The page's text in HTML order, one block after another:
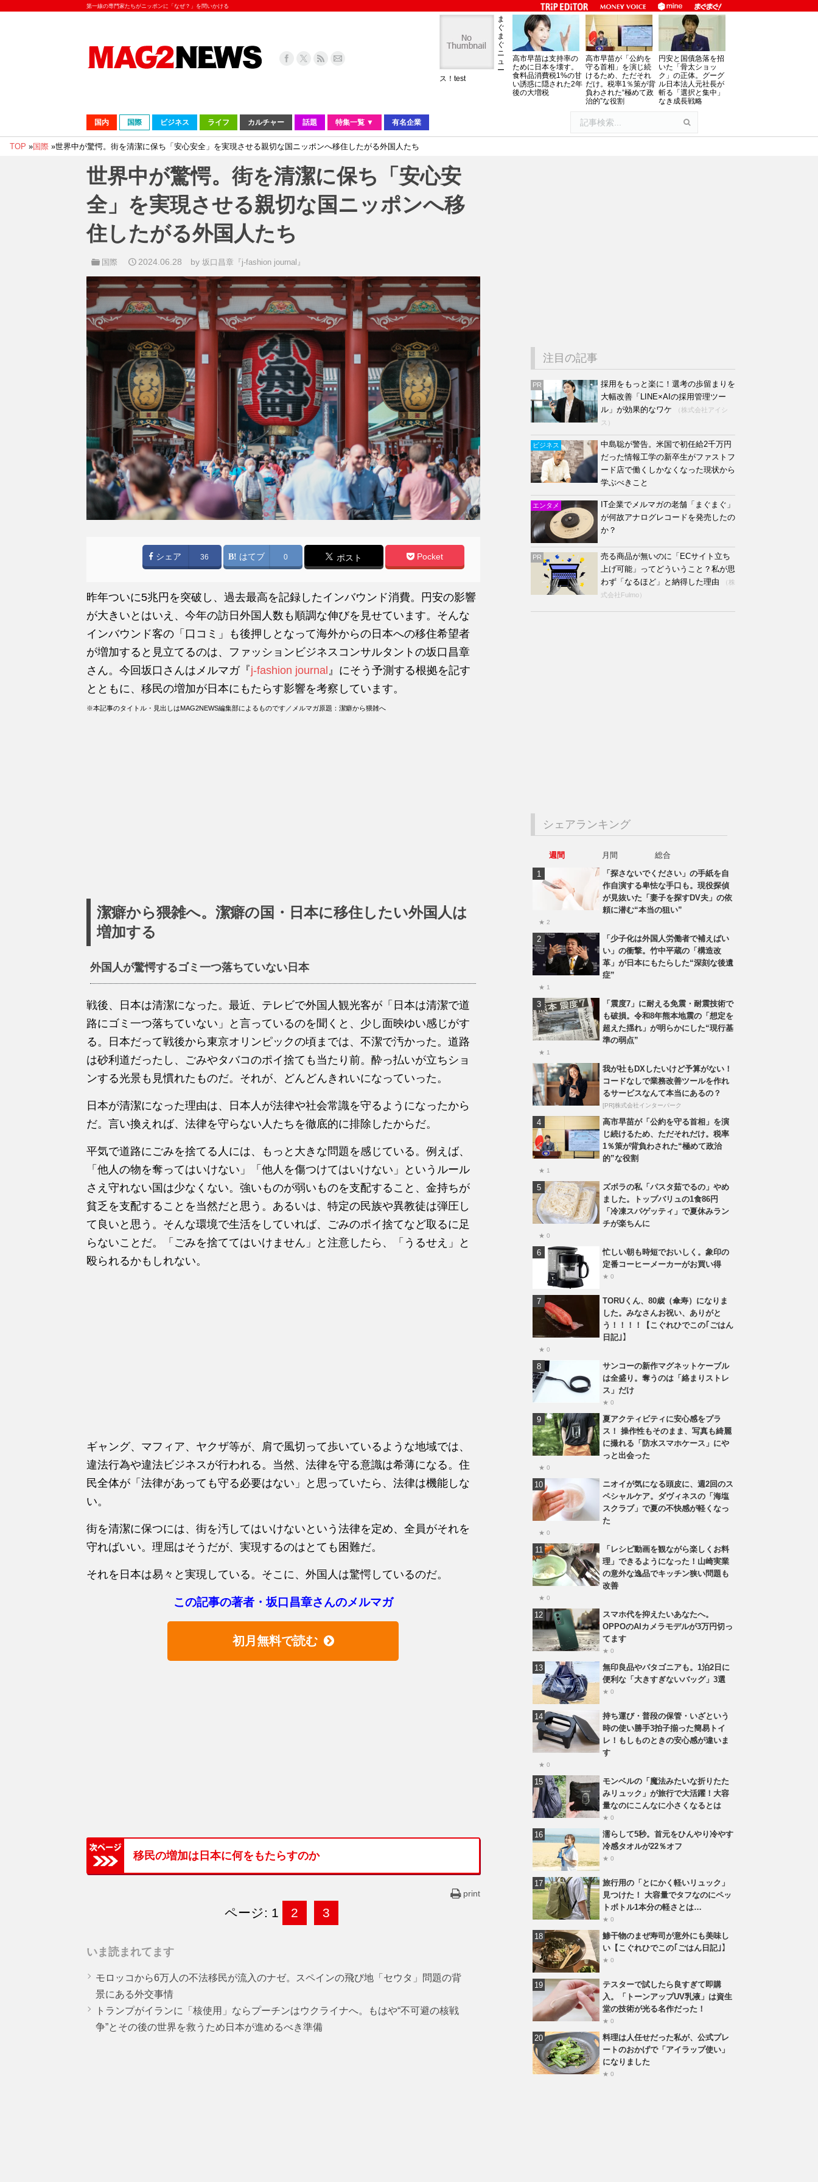
第一線の専門家たちがニッポンに「なぜ？」を問いかける
ま
ぐ
ま
ぐ
ニ
ュ
ー
ス！test
高市早苗は支持率の
ために日本を壊す。
食料品消費税1%の甘
い誘惑に隠された2年
後の大増税
高市早苗が「公約を
守る首相」を演じ続
けるため、ただそれ
だけ。税率1％策が背
負わされた“極めて政
治的”な役割
円安と国債急落を招
いた「骨太ショッ
ク」の正体。グーグ
ル日本法人元社長が
斬る「選択と集中」
なき成長戦略
国内 国際 ビジネス ライフ カルチャー 話題 特集一覧 ▼ 有名企業
TOP »国際 »世界中が驚愕。街を清潔に保ち「安心安全」を実現させる親切な国ニッポンへ移住したがる外国人たち
世界中が驚愕。街を清潔に保ち「安心安
全」を実現させる親切な国ニッポンへ移
住したがる外国人たち
国際 2024.06.28 by坂口昌章『j-fashion journal』
シェア 36 はてブ 0 ポスト Pocket
昨年ついに5兆円を突破し、過去最高を記録したインバウンド消費。円安の影響
が大きいとはいえ、今年の訪日外国人数も順調な伸びを見せています。そんな
インバウンド客の「口コミ」も後押しとなって海外からの日本への移住希望者
が増加すると見立てるのは、ファッションビジネスコンサルタントの坂口昌章
さん。今回坂口さんはメルマガ『j-fashion journal 』にそう予測する根拠を記す
とともに、移民の増加が日本にもたらす影響を考察しています。
※本記事のタイトル・見出しはMAG2NEWS編集部によるものです／メルマガ原題：潔癖から猥雑へ
潔癖から猥雑へ。潔癖の国・日本に移住したい外国人は
増加する
外国人が驚愕するゴミ一つ落ちていない日本
戦後、日本は清潔になった。最近、テレビで外国人観光客が「日本は清潔で道
路にゴミ一つ落ちていない」と言っているのを聞くと、少し面映ゆい感じがす
る。日本だって戦後から東京オリンピックの頃までは、不潔で汚かった。道路
は砂利道だったし、ごみやタバコのポイ捨ても当たり前。酔っ払いが立ちショ
ンする光景も見慣れたものだ。それが、どんどんきれいになっていった。
日本が清潔になった理由は、日本人が法律や社会常識を守るようになったから
だ。言い換えれば、法律を守らない人たちを徹底的に排除したからだ。
平気で道路にごみを捨てる人には、もっと大きな問題を感じている。例えば、
「他人の物を奪ってはいけない」「他人を傷つけてはいけない」というルール
さえ守れない国は少なくない。強いものが弱いものを支配すること、金持ちが
貧乏を支配することを当然だと思う。あるいは、特定の民族や異教徒は弾圧し
て良いと思う。そんな環境で生活をしていれば、ごみのポイ捨てなど取るに足
らないことだ。「ごみを捨ててはいけません」と注意したら、「うるせえ」と
殴られるかもしれない。
ギャング、マフィア、ヤクザ等が、肩で風切って歩いているような地域では、
違法行為や違法ビジネスが行われる。当然、法律を守る意識は希薄になる。住
民全体が「法律があっても守る必要はない」と思っていたら、法律は機能しな
い。
街を清潔に保つには、街を汚してはいけないという法律を定め、全員がそれを
守ればいい。理屈はそうだが、実現するのはとても困難だ。
それを日本は易々と実現している。そこに、外国人は驚愕しているのだ。
この記事の著者・坂口昌章さんのメルマガ
初月無料で読む
移民の増加は日本に何をもたらすのか
print
ページ: 1 2 3
いま読まれてます
モロッコから6万人の不法移民が流入のナゼ。スペインの飛び地「セウタ」問題の背
景にある外交事情
トランプがイランに「核使用」ならプーチンはウクライナへ。もはや“不可避の核戦
争”とその後の世界を救うため日本が進めるべき準備
注目の記事
PR
採用をもっと楽に！選考の歩留まりを
大幅改善「LINE×AIの採用管理ツー
ル」が効果的なワケ
（株式会社アイシ
ス）
ビジネス
中島聡が警告。米国で初任給2千万円
だった情報工学の新卒生がファストフ
ード店で働くしかなくなった現状から
学ぶべきこと
エンタメ
IT企業でメルマガの老舗「まぐまぐ」
が何故アナログレコードを発売したの
か？
PR
売る商品が無いのに「ECサイト立ち
上げ可能」ってどういうこと？私が思
わず「なるほど」と納得した理由
（株
式会社Fulmo）
シェアランキング
週間 月間
総合
「探さないでください」の手紙を自
作自演する卑怯な手口も。現役探偵
が見抜いた「妻子を探すDV夫」の依
頼に潜む“本当の狙い”
★ 2
「少子化は外国人労働者で補えばい
い」の衝撃。竹中平蔵の「構造改
革」が日本にもたらした“深刻な後遺
症”
★ 1
「震度7」に耐える免震・耐震技術で
も破損。令和8年熊本地震の「想定を
超えた揺れ」が明らかにした“現行基
準の弱点”
★ 1
我が社もDXしたいけど予算がない！
コードなしで業務改善ツールを作れ
るサービスなんて本当にあるの？
[PR]株式会社インターパーク
高市早苗が「公約を守る首相」を演
じ続けるため、ただそれだけ。税率
1％策が背負わされた“極めて政治
的”な役割
★ 1
ズボラの私「パスタ茹でるの」やめ
ました。トップバリュの1食86円
「冷凍スパゲッティ」で夏休みラン
チが楽ちんに
★ 0
忙しい朝も時短でおいしく。象印の
定番コーヒーメーカーがお買い得
★ 0
TORUくん、80歳（傘寿）になりま
した。みなさんお祝い、ありがと
う！！！！【こぐれひでこの｢ごはん
日記｣】
★ 0
サンコーの新作マグネットケーブル
は全盛り。奪うのは「絡まりストレ
ス」だけ
★ 0
夏アクティビティに安心感をプラ
ス！ 操作性もそのまま、写真も綺麗
に撮れる「防水スマホケース」にや
っと出会った
★ 0
ニオイが気になる頭皮に、週2回のス
ペシャルケア。ダヴィネスの「海塩
スクラブ」で夏の不快感が軽くなっ
た
★ 0
「レシピ動画を観ながら楽しくお料
理」できるようになった！山崎実業
の意外な逸品でキッチン狭い問題も
改善
★ 0
スマホ代を抑えたいあなたへ。
OPPOのAIカメラモデルが3万円切っ
てます
★ 0
無印良品やパタゴニアも。1泊2日に
便利な「大きすぎないバッグ」3選
★ 0
持ち運び・普段の保管・いざという
時の使い勝手3拍子揃った簡易トイ
レ！もしものときの安心感が違いま
す
★ 0
モンベルの「魔法みたいな折りたた
みリュック」が旅行で大活躍！大容
量なのにこんなに小さくなるとは
★ 0
濡らして5秒。首元をひんやり冷やす
冷感タオルが22％オフ
★ 0
旅行用の「とにかく軽いリュック」
見つけた！ 大容量でタフなのにペッ
トボトル1本分の軽さとは…
★ 0
鯵干物のまぜ寿司が意外にも美味し
い【こぐれひでこの｢ごはん日記｣】
★ 0
テスターで試したら良すぎて即購
入。「トーンアップUV乳液」は資生
堂の技術が光る名作だった！
★ 0
料理は人任せだった私が、公式プレ
ートのおかげで「アイラップ使い」
になりました
★ 0